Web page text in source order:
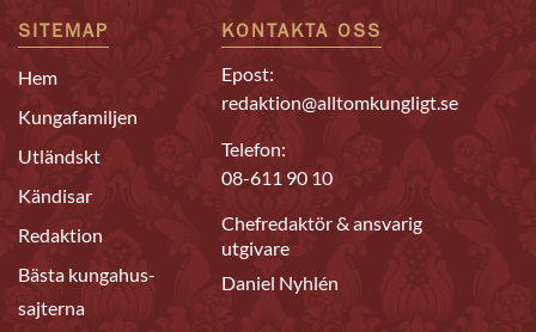
SITEMAP
Hem
Kungafamiljen
Utländskt
Kändisar
Redaktion
Bästa kungahus-
sajterna
KONTAKTA OSS
Epost:
redaktion@alltomkungligt.se
Telefon:
08-611 90 10
Chefredaktör & ansvarig
utgivare
Daniel Nyhlén